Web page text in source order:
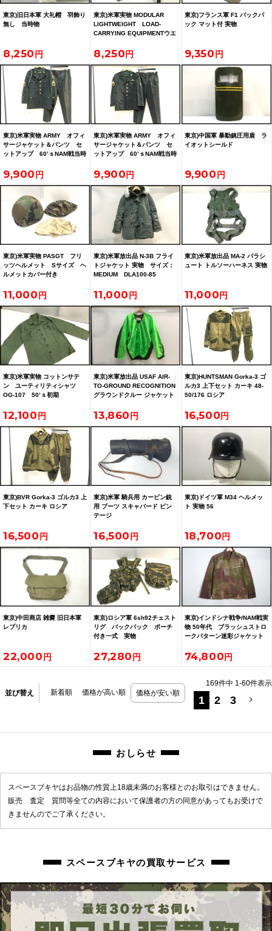
東京)旧日本軍 大礼帽 羽飾り
無し 当時物
8,250
東京)米軍実物 MODULAR
LIGHTWEIGHT LOAD-
CARRYING EQUIPMENTウエ
8,250
東京)フランス軍 F1 バックパ
ック マット付 実物
9,350
東京)米軍実物 ARMY オフィ
サージャケット＆パンツ セ
ットアップ 60’ｓNAM戦当時
9,900
東京)米軍実物 ARMY オフィ
サージャケット＆パンツ セ
ットアップ 60’ｓNAM戦当時
9,900
東京)中国軍 暴動鎮圧用盾 ラ
イオットシールド
9,900
東京)米軍実物 PASGT フリ
ッツヘルメット Sサイズ ヘ
ルメットカバー付き
11,000
東京)米軍放出品 N-3B フライ
トジャケット 実物 サイズ：
MEDIUM DLA100-85
11,000
東京)米軍放出品 MA-2 パラシ
ュート トルソーハーネス 実物
11,000
東京)米軍実物 コットンサテ
ン ユーティリティシャツ
OG-107 50’ｓ初期
12,100
東京)米軍放出品 USAF AIR-
TO-GROUND RECOGNITION
グラウンドクルー ジャケット
13,860
東京)HUNTSMAN Gorka-3 ゴ
ルカ3 上下セット カーキ 48-
50/176 ロシア
16,500
東京)BVR Gorka-3 ゴルカ3 上
下セット カーキ ロシア
16,500
東京)米軍 騎兵用 カービン銃
用 ブーツ スキャバード ビン
テージ
16,500
東京)ドイツ軍 M34 ヘルメッ
ト 実物 56
18,700
東京)中田商店 雑嚢 旧日本軍
レプリカ
22,000
東京)ロシア軍 6sh92チェスト
リグ バックパック ポーチ
付き一式 実物
27,280
東京)インドシナ戦争/NAM戦実
物 50年代 ブラッシュストロ
ークパターン迷彩ジャケット
74,800
並び替え 新着順 価格が高い順 価格が安い順
169件中 1-60件表示
1 2 3
おしらせ
スペースブキヤはお品物の性質上18歳未満のお客様とのお取引はできません。
販売 査定 質問等全ての内容において保護者の方の同意があってもお受けで
きませんのでご了承ください。
スペースブキヤの買取サービス